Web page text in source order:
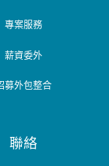
專案服務
薪資委外
募外包整合
聯絡